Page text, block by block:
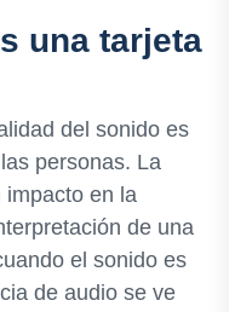
una tarjeta
del sonido es
personas. La
impacto en la
de una
el sonido es
de audio se ve